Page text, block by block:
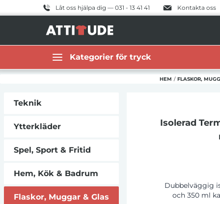
Låt oss hjälpa dig — 031 - 13 41 41 Kontakta oss
Kategorier för tryck
HEM / FLASKOR,
Teknik
Ytterkläder
Spel, Sport & Fritid
Hem, Kök & Badrum
Flaskor, Muggar & Glas
Isolerad
Dubbelväggig
och 350 ml